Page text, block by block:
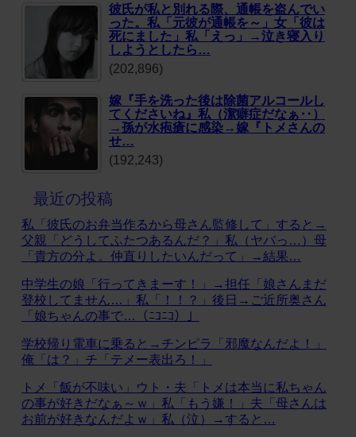
彼氏が私と別れる際、通帳を盗んでい
った。私「元彼が通帳を～」女「彼は
死にました」私「えっ」→泣き寝入り
しようとしたら…
(202,896)
嫁『手を洗った後は除菌アルコールし
てくださいね』私（潔癖症だなぁ‥）
→孫が水疱瘡に感染→嫁『トメさんの
せ…
(192,243)
最近の投稿
私「彼氏のお弁当作るから母さん監修して」すると→
父親「どうしてふたつあるんだ？」私（ヤバっ…）母
「貴方の分よ。仲直りしたいんだって」→結果…
中学生の娘「行ってきまーす！」→担任「娘さんまだ
登校してません…」私「！！？」後日→ご近所奥さん
「娘ちゃんの事で…（ﾆｺﾆｺ）」
学校帰り電車に乗ると→チンピラ「邪魔なんだよ！」
俺「は？」チ「テメー表出ろ！」
トメ「飯が不味い」ウト・夫「トメは本当に私ちゃん
の事が好きだなぁ～ｗ」私「もう嫌！」夫「母さんは
お前が好きなんだよｗ」私（泣）→すると…